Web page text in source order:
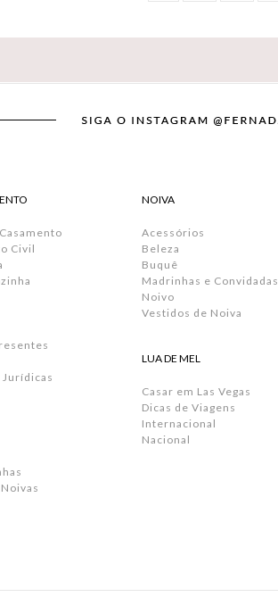
Civil
NOIVA
Acessórios
Beleza
Buquê
Madrinhas e Convidadas
Noivo
Vestidos de Noiva
LUA DE MEL
Casar em Las Vegas
Dicas de Viagens
Internacional
Nacional